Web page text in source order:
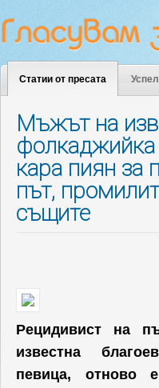
Статии от пресата
Мъжът на
фолкаджийка
кара пиян за
път,
същите
Рецидивист на
известна
певица, отново